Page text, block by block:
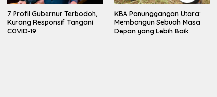
7 Profil Gubernur Terbodoh,
Kurang Responsif Tangani
COVID-19
KBA Panunggangan Utara:
Membangun Sebuah Masa
Depan yang Lebih Baik